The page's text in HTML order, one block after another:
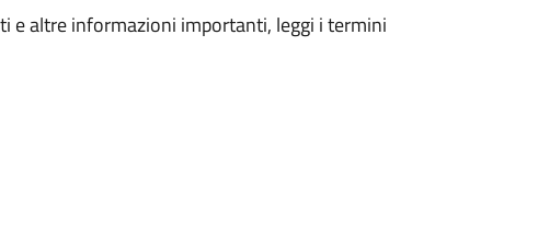
e altre informazioni importanti, leggi i termini